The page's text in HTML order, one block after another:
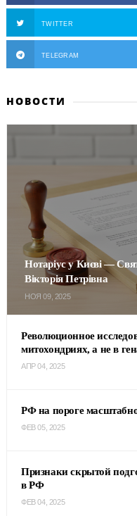
TWITTER
TELEGRAM
НОВОСТИ
Нотаріус у Києві —
Вікторія Петрівна
НОЯ 09, 2025
Революционное
митохондриях, а не в
АПР 04, 2025
РФ на пороге
ФЕВ 05, 2025
Признаки скрытой
в РФ
ФЕВ 04, 2025